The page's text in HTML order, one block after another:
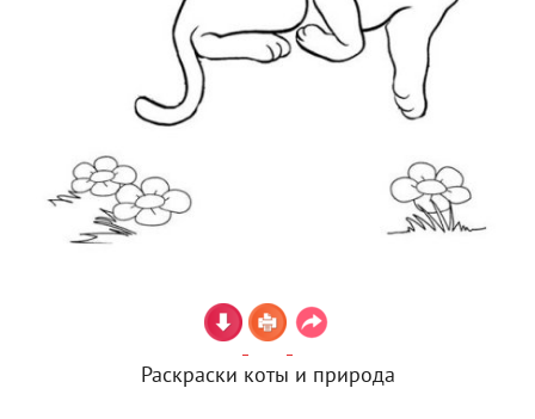
Раскраски коты и природа